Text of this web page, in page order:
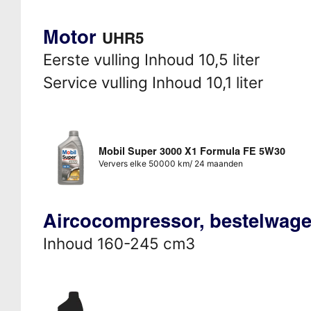
Motor UHR5
Eerste vulling Inhoud 10,5 liter
Service vulling Inhoud 10,1 liter
Mobil Super 3000 X1 Formula FE 5W30
Ververs elke 50000 km/ 24 maanden
Aircocompressor,
Inhoud 160-245 cm3